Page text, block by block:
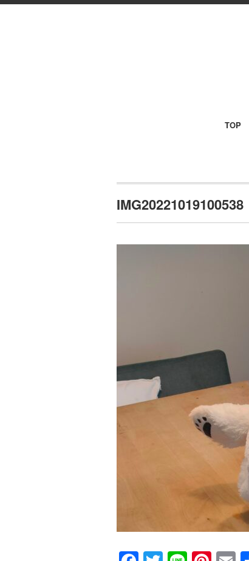
TOP
IMG20221019100538